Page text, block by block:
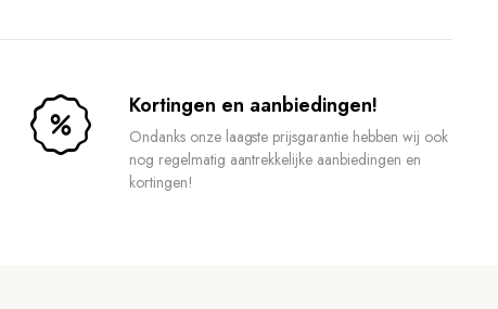
Kortingen en aanbiedingen!
Ondanks onze laagste prijsgarantie hebben wij ook
nog regelmatig aantrekkelijke aanbiedingen en
kortingen!